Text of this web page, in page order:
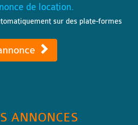
de location.
sur des plate-formes
ANNONCES